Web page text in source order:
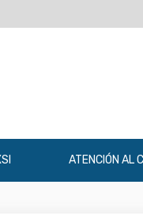
ATENCIÓN AL